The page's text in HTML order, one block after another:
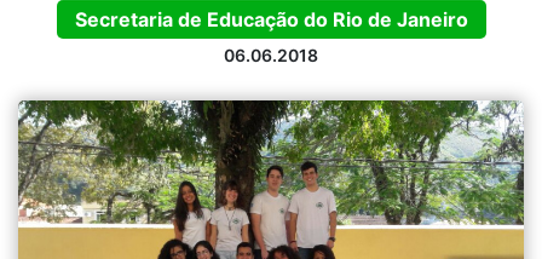
Secretaria de Educação do Rio de Janeiro
06.06.2018